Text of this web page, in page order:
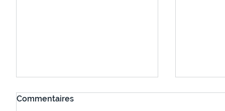
Commentaires